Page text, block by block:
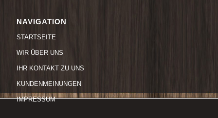
NAVIGATION
STARTSEITE
WIR ÜBER UNS
IHR KONTAKT ZU UNS
KUNDENMEINUNGEN
IMPRESSUM